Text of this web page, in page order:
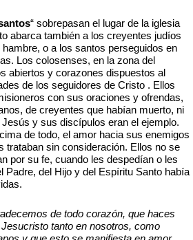
“ sobrepasan el lugar de la iglesia
abarca también a los creyentes judíos
o a los santos perseguidos en
Los colosenses, en la zona del
abiertos y corazones dispuestos al
de los seguidores de Cristo . Ellos
con sus oraciones y ofrendas,
de creyentes que habían muerto, ni
y sus discípulos eran el ejemplo.
de todo, el amor hacia sus enemigos
trataban sin consideración. Ellos no se
por su fe, cuando les despedían o les
Padre, del Hijo y del Espíritu Santo había
de todo corazón, que haces
tanto en nosotros, como